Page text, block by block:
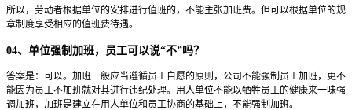
所以，劳动者根据单位的安排进行值班的，不能主张加班费。但可以根据单位的规
章制度享受相应的值班费待遇。
04、单位强制加班，员工可以说“不”吗？
答案是：可以。加班一般应当遵循员工自愿的原则，公司不能强制员工加班，更不
能因为员工不加班就对其进行违纪处理。用人单位不能以牺牲员工的健康来一味强
调加班，加班是建立在用人单位和员工协商的基础上，不能强制加班。